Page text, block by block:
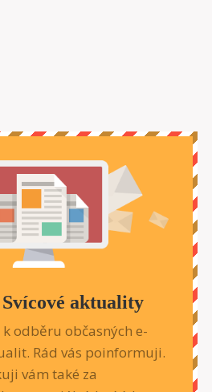
aktuality
k odběru občasných e-
Rád vás poinformuji.
vám také za